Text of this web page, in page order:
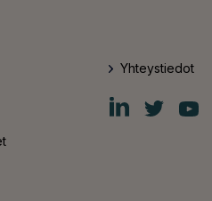
Yhteystiedot
Fiskars
Group
Fiskars
Group
Fiskars
Group